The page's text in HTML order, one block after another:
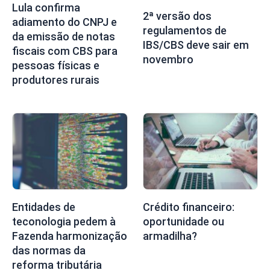
Lula confirma
adiamento do CNPJ e
da emissão de notas
fiscais com CBS para
pessoas físicas e
produtores rurais
2ª versão dos
regulamentos de
IBS/CBS deve sair em
novembro
Entidades de
teconologia pedem à
Fazenda harmonização
das normas da
reforma tributária
Crédito financeiro:
oportunidade ou
armadilha?